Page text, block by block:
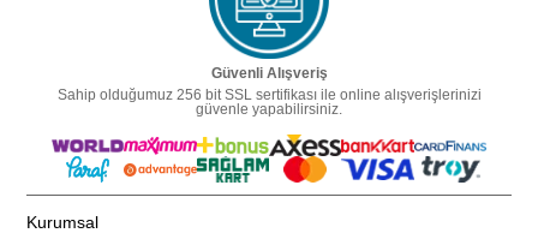
Güvenli Alışveriş
Sahip olduğumuz 256 bit SSL sertifikası ile online alışverişlerinizi
güvenle yapabilirsiniz.
Kurumsal